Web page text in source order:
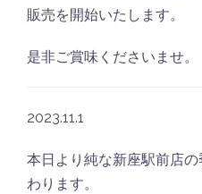
販売を開始いたします。
是非ご賞味くださいませ。
2023.11.1
本日より純な新座駅前店
わります。